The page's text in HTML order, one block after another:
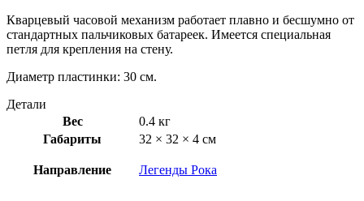
Кварцевый часовой механизм работает плавно и бесшумно от
стандартных пальчиковых батареек. Имеется специальная
петля для крепления на стену.
Диаметр пластинки: 30 см.
Детали
Вес
0.4 кг
Габариты
32 × 32 × 4 см
Направление Легенды Рока